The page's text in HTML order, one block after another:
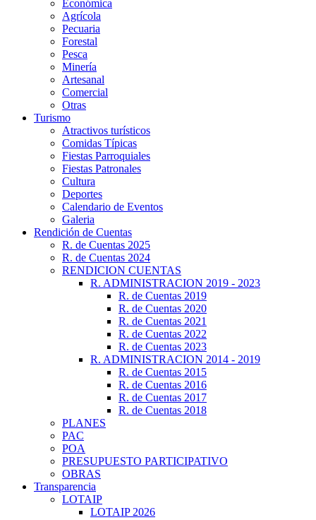
Económica
Agrícola
Pecuaria
Forestal
Pesca
Minería
Artesanal
Comercial
Otras
Turismo
Atractivos turísticos
Comidas Típicas
Fiestas Parroquiales
Fiestas Patronales
Cultura
Deportes
Calendario de Eventos
Galeria
Rendición de Cuentas
R. de Cuentas 2025
R. de Cuentas 2024
RENDICION CUENTAS
R. ADMINISTRACION 2019 - 2023
R. de Cuentas 2019
R. de Cuentas 2020
R. de Cuentas 2021
R. de Cuentas 2022
R. de Cuentas 2023
R. ADMINISTRACION 2014 - 2019
R. de Cuentas 2015
R. de Cuentas 2016
R. de Cuentas 2017
R. de Cuentas 2018
PLANES
PAC
POA
PRESUPUESTO PARTICIPATIVO
OBRAS
Transparencia
LOTAIP
LOTAIP 2026